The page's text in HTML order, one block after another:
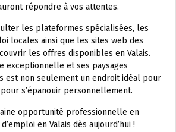
répondre à vos attentes.
les plateformes spécialisées, les
locales ainsi que les sites web des
les offres disponibles en Valais.
exceptionnelle et ses paysages
est non seulement un endroit idéal pour
s’épanouir personnellement.
opportunité professionnelle en
en Valais dès aujourd’hui !